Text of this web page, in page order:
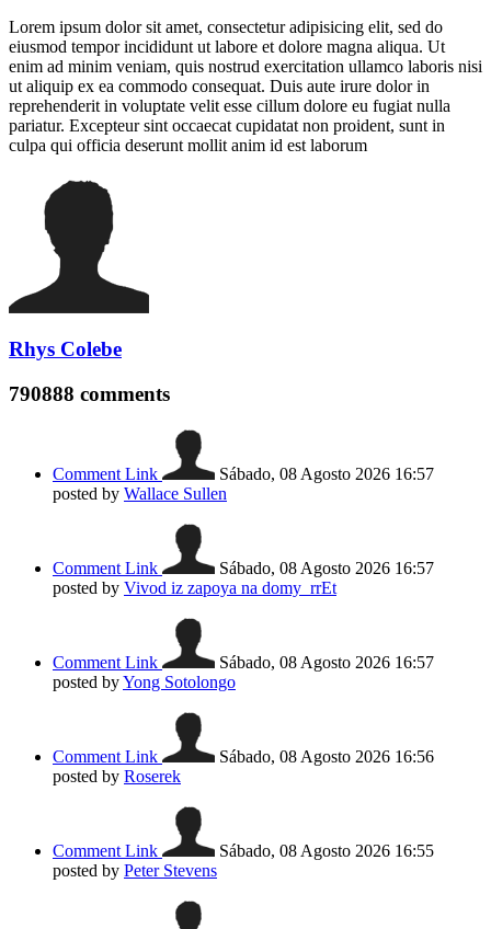
Lorem ipsum dolor sit amet, consectetur adipisicing elit, sed do
eiusmod tempor incididunt ut labore et dolore magna aliqua. Ut
enim ad minim veniam, quis nostrud exercitation ullamco laboris nisi
ut aliquip ex ea commodo consequat. Duis aute irure dolor in
reprehenderit in voluptate velit esse cillum dolore eu fugiat nulla
pariatur. Excepteur sint occaecat cupidatat non proident, sunt in
culpa qui officia deserunt mollit anim id est laborum
Rhys Colebe
790888 comments
Comment Link
Sábado, 08 Agosto 2026 16:57
posted by Wallace Sullen
Comment Link
Sábado, 08 Agosto 2026 16:57
posted by Vivod iz zapoya na domy_rrEt
Comment Link
Sábado, 08 Agosto 2026 16:57
posted byYong Sotolongo
Comment Link
Sábado, 08 Agosto 2026 16:56
posted by Roserek
Comment Link
Sábado, 08 Agosto 2026 16:55
posted by Peter Stevens